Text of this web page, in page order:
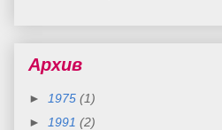
Архив
► 1975 (1)
►
1991 (2)